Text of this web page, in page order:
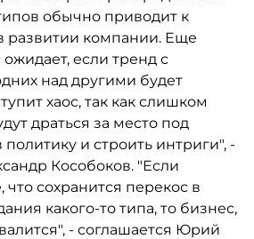
обычно приводит к
развитии компании. Еще
если тренд с
над другими будет
хаос, так как слишком
драться за место под
и строить интриги", -
Кособоков. "Если
что сохранится перекос в
какого-то типа, то бизнес,
- соглашается Юрий